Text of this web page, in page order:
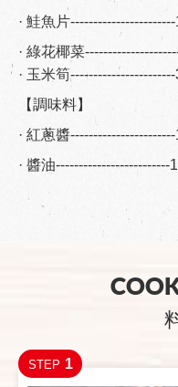
· 鮭魚片
· 綠花椰菜
· 玉米筍
【調味料】
· 紅蔥醬
· 醬油-------------------------
STEP 1